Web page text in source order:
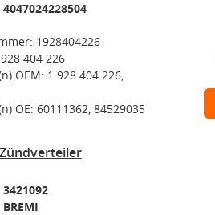
4047024228504
1928404226
404 226
OEM: 1 928 404 226,
OE: 60111362, 84529035
3421092
BREMI